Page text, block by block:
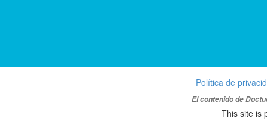
Política de
El contenido de
This site is